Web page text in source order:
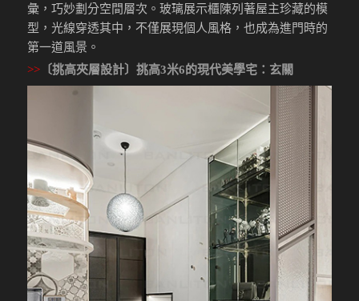
彙，巧妙劃分空間層次。玻璃展示櫃陳列著屋主珍藏的模
型，光線穿透其中，不僅展現個人風格，也成為進門時的
第一道風景。
>> 〔挑高夾層設計〕挑高3米6的現代美學宅 ：玄關